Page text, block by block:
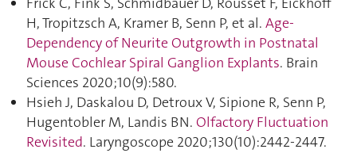
H, Tropitzsch A, Kramer B, Senn P, et al. Age-
Dependency of Neurite Outgrowth in Postnatal
Mouse Cochlear Spiral Ganglion Explants. Brain
Sciences 2020;10(9):580.
Hsieh J, Daskalou D, Detroux V, Sipione R, Senn P,
Hugentobler M, Landis BN. Olfactory Fluctuation
Revisited. Laryngoscope 2020;130(10):2442‑2447.